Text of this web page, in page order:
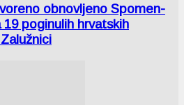
obnovljeno Spomen-
19 poginulih hrvatskih